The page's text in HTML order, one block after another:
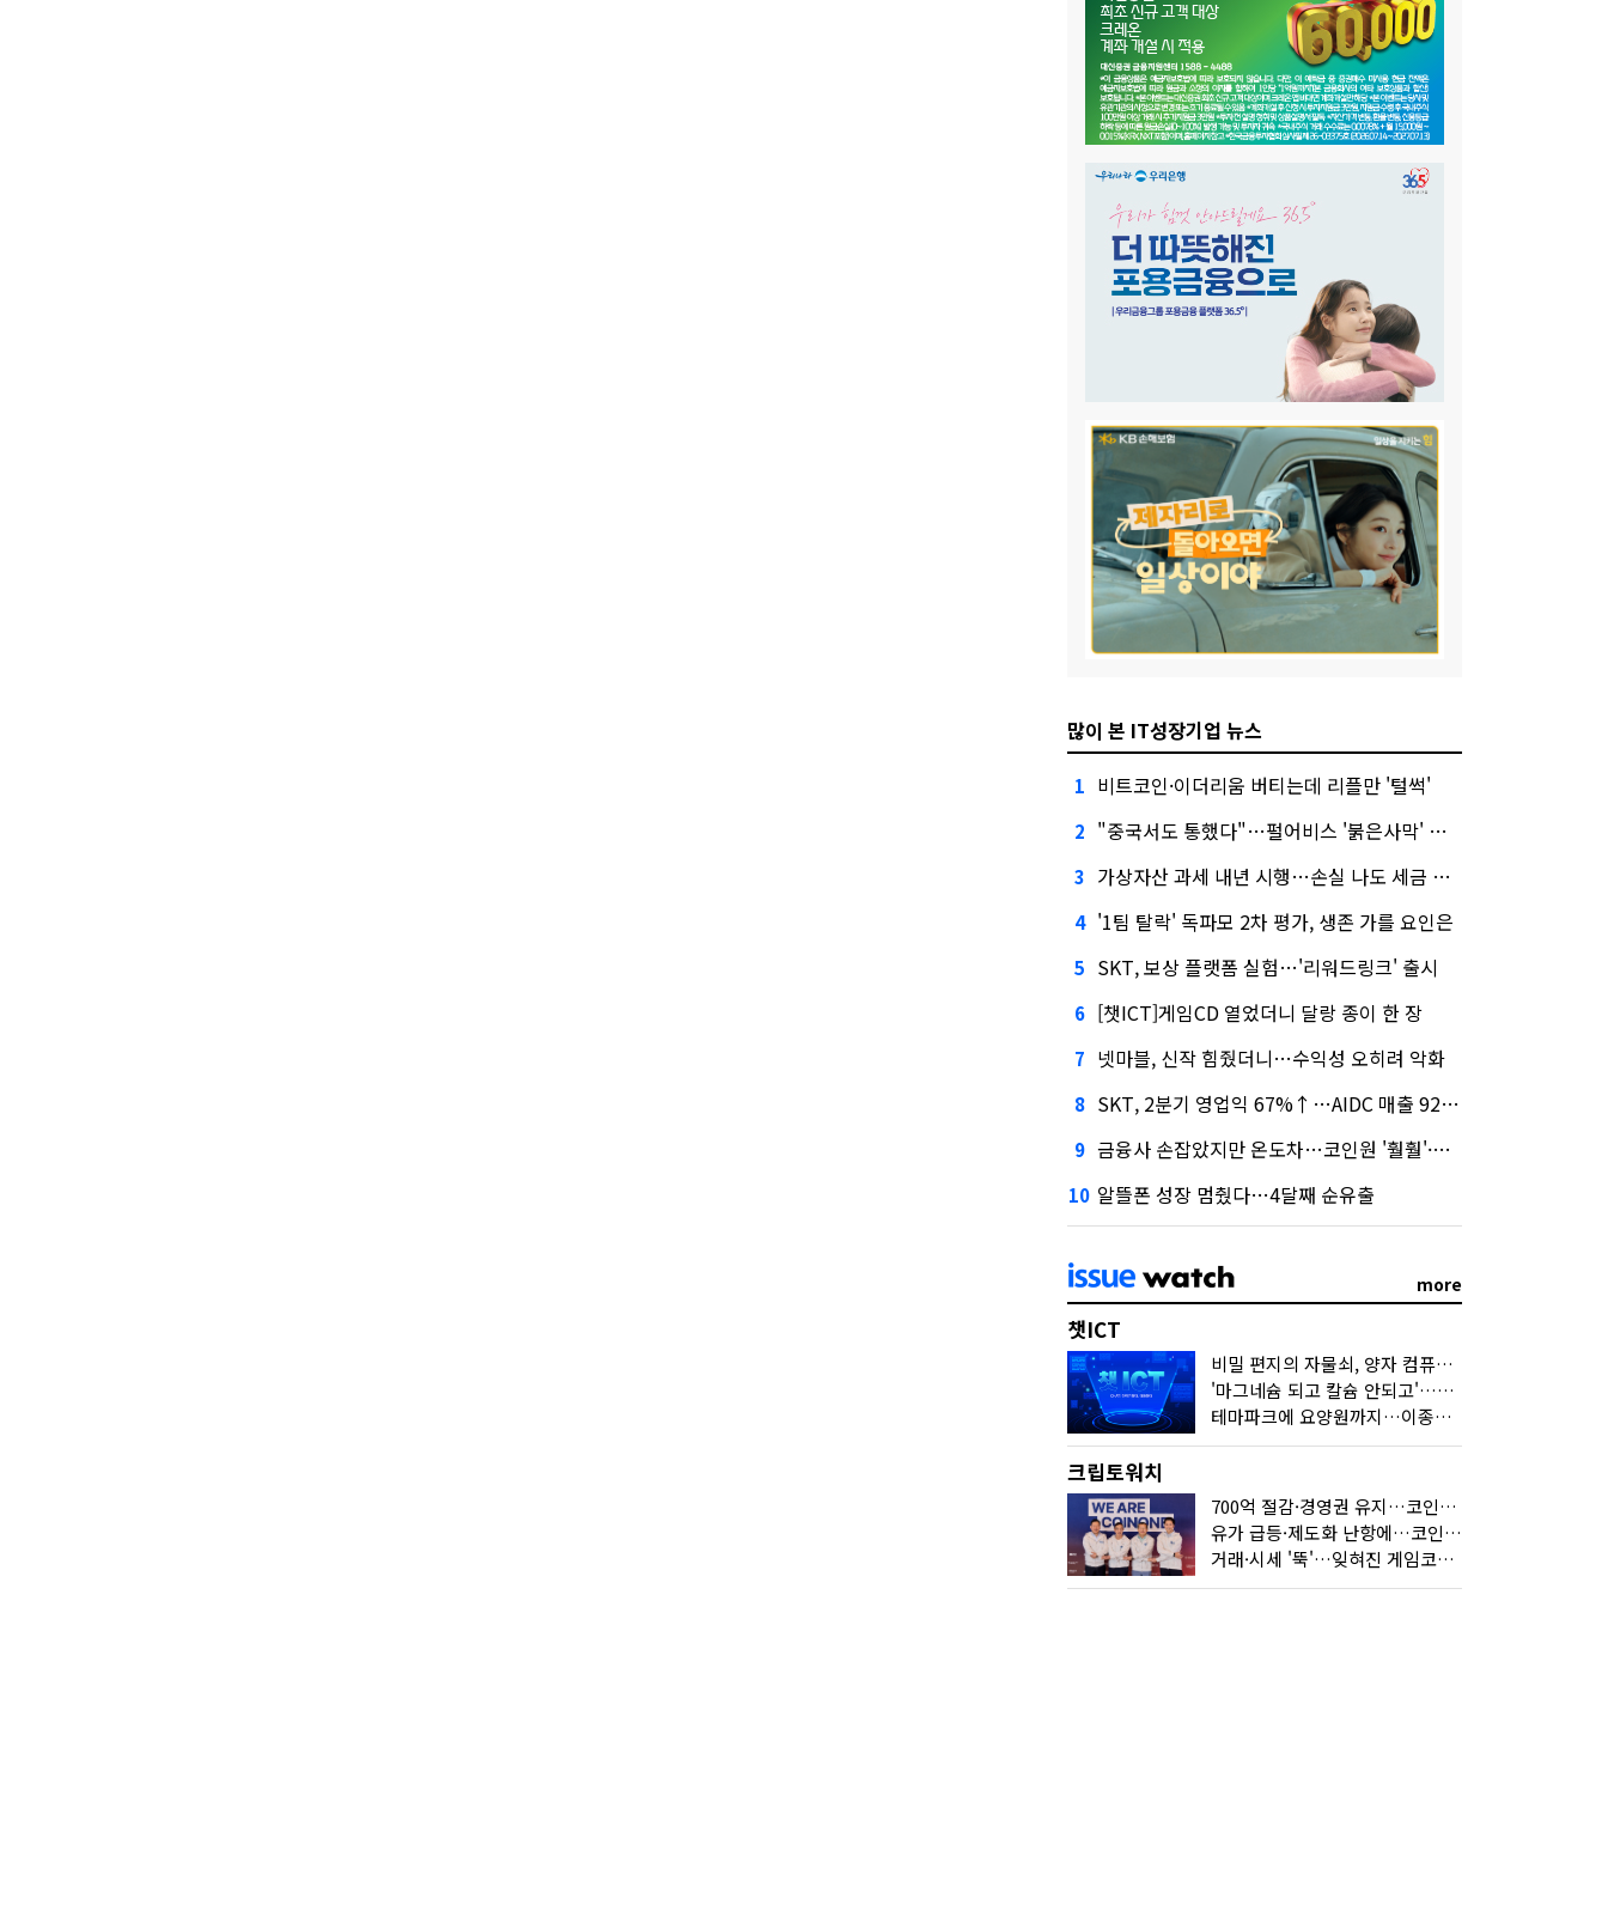
많이 본 IT성장기업 뉴스
1 비트코인·이더리움 버티는데 리플만 '털썩'
2 "중국서도 통했다"…펄어비스 '붉은사막' 최고 게임상
3 가상자산 과세 내년 시행…손실 나도 세금 낸다고?
4 '1팀 탈락' 독파모 2차 평가, 생존 가를 요인은
5 SKT, 보상 플랫폼 실험…'리워드링크' 출시
6 [챗ICT]게임CD 열었더니 달랑 종이 한 장
7 넷마블, 신작 힘줬더니…수익성 오히려 악화
8 SKT, 2분기 영업익 67%↑…AIDC 매출 92% 급증
9 금융사 손잡았지만 온도차…코인원 '훨훨'·코빗 '잠잠'
10 알뜰폰 성장 멈췄다…4달째 순유출
more
챗ICT
비밀 편지의 자물쇠, 양자 컴퓨터가 연다
'마그네슘 되고 칼슘 안되고'…다음 'AI 요약' 갈 길은
테마파크에 요양원까지…이종사업 눈독 들이는 게임사
크립토워치
700억 절감·경영권 유지…코인원의 '영리한 딜'
유가 급등·제도화 난항에…코인 또 '멈칫'
거래·시세 '뚝'…잊혀진 게임코인들